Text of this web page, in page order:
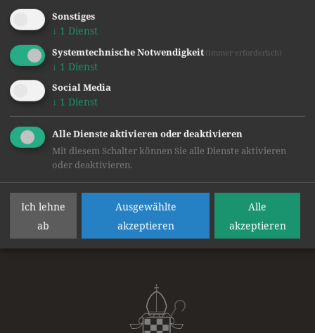
Text: Carina Jäger, 7a
Bilder: Mag. Evelyn Friesacher
ÖFFENTLICHES STIFTSGYMNASIUM
Gymnasiumweg 5
9470 St. Paul im Lavanttal
+43 4357 2304-11Fax:
stiftsgym-stpaul@bildung-ktn.gv.at
Sonstiges
↓ 1 Dienst
Systemtechnische Notwendigkeit (immer erforderlich)
↓ 1 Dienst
Social Media
↓ 1 Dienst
Alle Dienste aktivieren oder deaktivieren
Mit diesem Schalter können Sie alle Dienste aktivieren
oder deaktivieren.
Ich lehne
ab
Ausgewählte
akzeptieren
Alle
akzeptieren